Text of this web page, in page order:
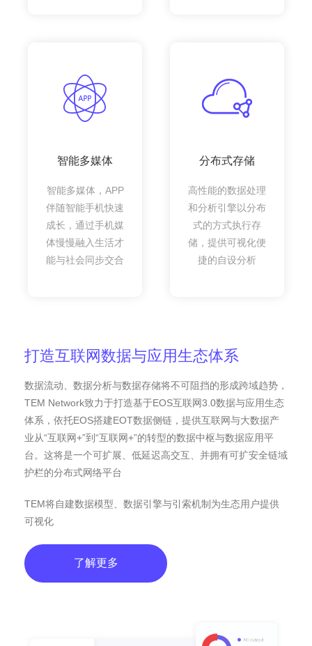
智能多媒体
智能多媒体，APP
伴随智能手机快速
成长，通过手机媒
体慢慢融入生活才
能与社会同步交合
分布式存储
高性能的数据处理
和分析引擎以分布
式的方式执行存
储，提供可视化便
捷的自设分析
打造互联网数据与应用生态体系
数据流动、数据分析与数据存储将不可阻挡的形成跨域趋势，
TEM Network致力于打造基于EOS互联网3.0数据与应用生态
体系，依托EOS搭建EOT数据侧链，提供互联网与大数据产
业从“互联网+”到“互联网+”的转型的数据中枢与数据应用平
台。这将是一个可扩展、低延迟高交互、并拥有可扩安全链域
护栏的分布式网络平台
TEM将自建数据模型、数据引擎与引索机制为生态用户提供
可视化
了解更多